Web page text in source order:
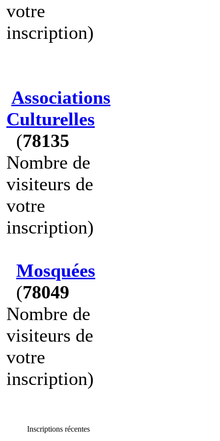
votre
inscription)
Associations
Culturelles
(78135
Nombre de
visiteurs de
votre
inscription)
Mosquées
(78049
Nombre de
visiteurs de
votre
inscription)
Inscriptions récentes